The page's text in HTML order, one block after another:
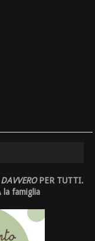
DAVVEROPER TUTTI.
la famiglia